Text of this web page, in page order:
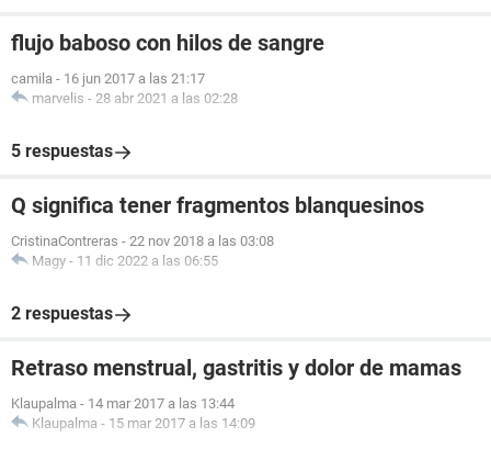
flujo baboso con hilos de sangre
camila - 16 jun 2017 a las 21:17
marvelis - 28 abr 2021 a las 02:28
5 respuestas
Q significa tener fragmentos blanquesinos
CristinaContreras - 22 nov 2018 a las 03:08
Magy - 11 dic 2022 a las 06:55
2 respuestas
Retraso menstrual, gastritis y dolor de mamas
Klaupalma - 14 mar 2017 a las 13:44
Klaupalma - 15 mar 2017 a las 14:09